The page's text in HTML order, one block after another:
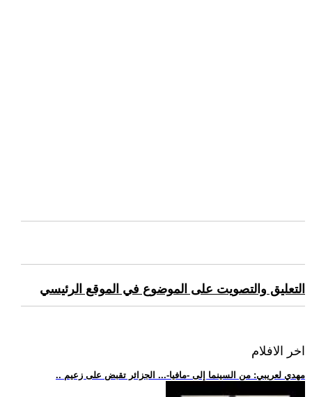
التعليق والتصويت على الموضوع في الموقع الرئيسي
اخر الافلام
.. مهدي لعريبي: من السينما إلى -مافيا-... الجزائر تقبض على زعيم